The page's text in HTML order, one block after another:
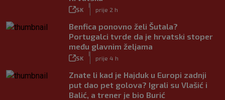
SK prije 2 h
Benfica ponovno želi Šutala?
Portugalci tvrde da je hrvatski stoper
među glavnim željama
SK prije 4 h
Znate li kad je Hajduk u Europi zadnji
put dao pet golova? Igrali su Vlašić i
Balić, a trener je bio Burić